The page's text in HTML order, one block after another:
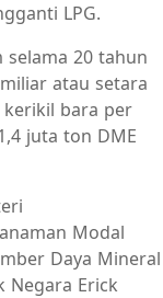
LPG.
selama 20 tahun
atau setara
bara per
juta ton DME
Modal
Daya Mineral
Negara Erick